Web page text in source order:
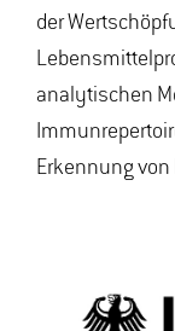
der
analytischen
Erkennung